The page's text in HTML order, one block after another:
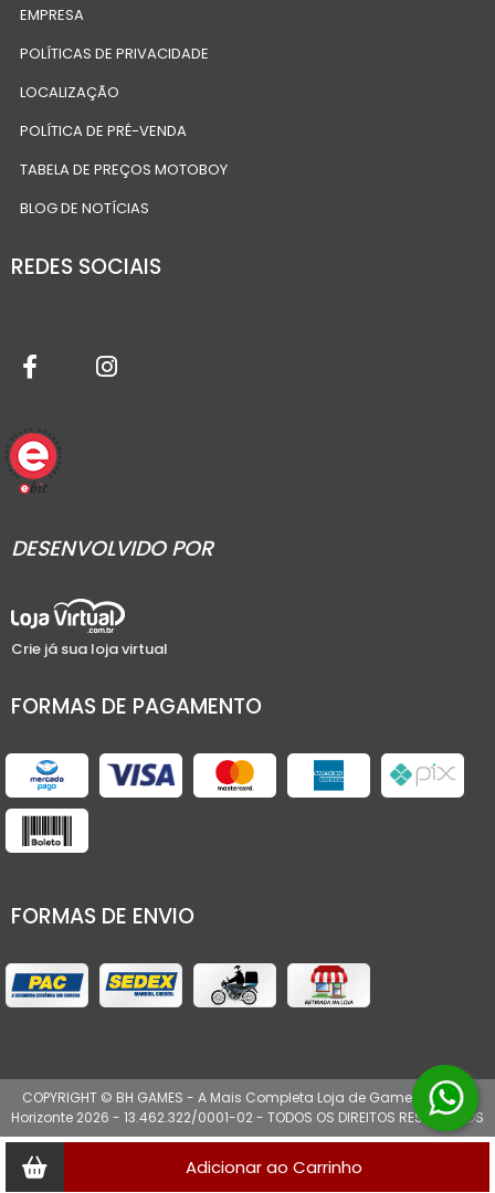
Adicionar ao Carrinho
EMPRESA
POLÍTICAS DE PRIVACIDADE
LOCALIZAÇÃO
POLÍTICA DE PRÉ-VENDA
TABELA DE PREÇOS MOTOBOY
BLOG DE NOTÍCIAS
REDES SOCIAIS
DESENVOLVIDO POR
Crie já sua loja virtual
FORMAS DE PAGAMENTO
FORMAS DE ENVIO
COPYRIGHT © BH GAMES - A Mais Completa Loja de Games de Belo
Horizonte 2026 - 13.462.322/0001-02 - TODOS OS DIREITOS RESERVADOS